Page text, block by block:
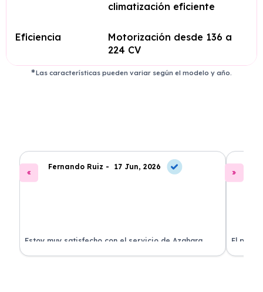
climatización eficiente
Eficiencia
Motorización desde 136 a
224 CV
Las características pueden variar según el modelo y año.
Fernando Ruiz - 17 Jun, 2026
Estoy muy satisfecho con el servicio de Azahara
Renting. El coche está en perfectas condiciones y el
El
llegó